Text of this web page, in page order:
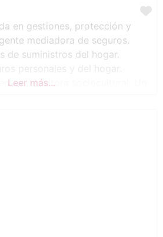
en gestiones, protección y
mediadora de seguros.
de suministros del hogar.
Monitora sociocultural. Un
Leer más...